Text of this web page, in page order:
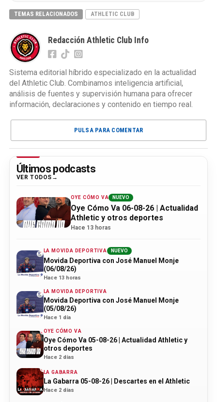
TEMAS RELACIONADOS ATHLETIC CLUB
Redacción Athletic Club Info
Sistema editorial híbrido especializado en la actualidad
del Athletic Club. Combinamos inteligencia artificial,
análisis de fuentes y supervisión humana para ofrecer
información, declaraciones y contenido en tiempo real.
PULSA PARA COMENTAR
Últimos podcasts
VER TODOS
OYE CÓMO VA NUEVO
Oye Cómo Va 06-08-26 | Actualidad
Athletic y otros deportes
Hace 13 horas
LA MOVIDA DEPORTIVA NUEVO
Movida Deportiva con José Manuel Monje
(06/08/26)
Hace 13 horas
LA MOVIDA DEPORTIVA
Movida Deportiva con José Manuel Monje
(05/08/26)
Hace 1 día
OYE CÓMO VA
Oye Cómo Va 05-08-26 | Actualidad Athletic y
otros deportes
Hace 2 días
LA GABARRA
La Gabarra 05-08-26 | Descartes en el Athletic
Hace 2 días